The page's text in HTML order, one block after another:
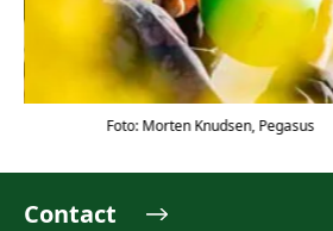
Foto: Morten Knudsen, Pegasus
Contact